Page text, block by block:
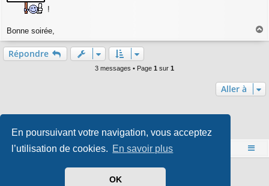
En poursuivant votre navigation, vous acceptez
l’utilisation de cookies. En savoir plus
OK
!
Bonne soirée,
a
Répondre
3 messages • Page 1 sur 1
Aller à
Qui est en ligne
Utilisateurs parcourant ce forum : Amazon [Bot]et 0 invité
Accueil Index du forum
Développé parphpBB® Forum Software © phpBB Limited
Arty- phpBB 3.3 par MrGaby